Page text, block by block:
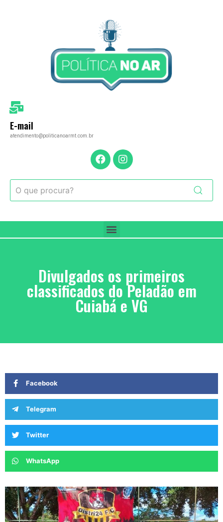
E-mail
atendimento@politicanoarmt.com.br
Divulgados os primeiros
classificados do Peladão em
Cuiabá e VG
Facebook
Telegram
Twitter
WhatsApp